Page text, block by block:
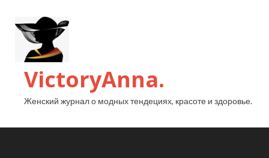
VictoryAnna.
Женский журнал о модных тендециях, красоте и здоровье.